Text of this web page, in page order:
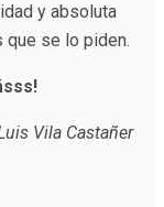
y absoluta
se lo piden.
Vila Castañer